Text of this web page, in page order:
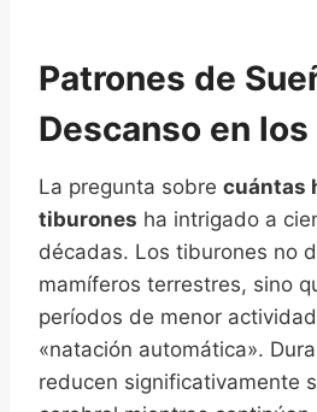
Patrones de
Descanso en
La pregunta sobre cuántas
tiburones ha intrigado a
décadas. Los tiburones no
mamíferos terrestres, sino
períodos de menor
«natación automática».
reducen significativamente